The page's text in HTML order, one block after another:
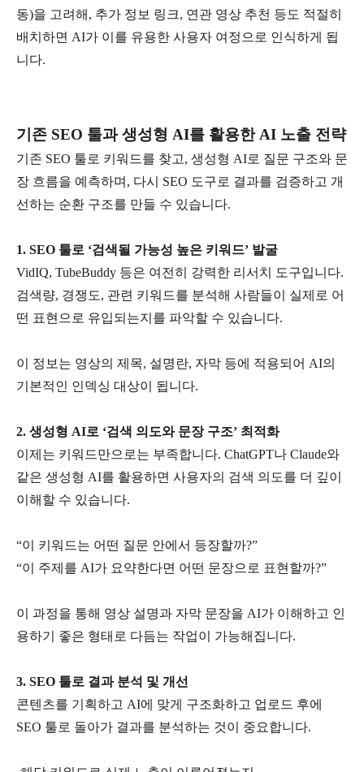
동)을 고려해 , 추가 정보 링크, 연관 영상 추천 등도 적절히
배치하면 AI가 이를 유용한 사용자 여정으로 인식하게 됩
니다.
기존 SEO 툴과 생성형 AI를 활용한AI 노출 전략
기존 SEO 툴로 키워드를 찾고, 생성형 AI로 질문 구조와 문
장 흐름을 예측하며 , 다시 SEO 도구로 결과를 검증하고 개
선하는 순환 구조를 만들 수 있습니다.
1. SEO 툴로 ‘검색될 가능성 높은 키워드’ 발굴
VidIQ, TubeBuddy 등은 여전히 강력한 리서치 도구입니다.
검색량, 경쟁도, 관련 키워드를 분석해 사람들이 실제로 어
떤 표현으로 유입되는지를 파악할 수 있습니다.
이 정보는 영상의 제목, 설명란, 자막 등에 적용되어 AI의
기본적인 인덱싱 대상이 됩니다.
2. 생성형 AI로 ‘검색 의도와 문장 구조’ 최적화
이제는 키워드만으로는 부족합니다. ChatGPT나 Claude와
같은 생성형 AI를 활용하면 사용자의 검색 의도를 더 깊이
이해할 수 있습니다.
“이 키워드는 어떤 질문 안에서 등장할까?”
“이 주제를 AI가 요약한다면 어떤 문장으로 표현할까?”
이 과정을 통해 영상 설명과 자막 문장을 AI가 이해하고 인
용하기 좋은 형태로 다듬는 작업이 가능해집니다.
3. SEO 툴로 결과 분석 및 개선
콘텐츠를 기획하고 AI에 맞게 구조화하고 업로드 후에
SEO 툴로 돌아가 결과를 분석하는 것이 중요합니다.